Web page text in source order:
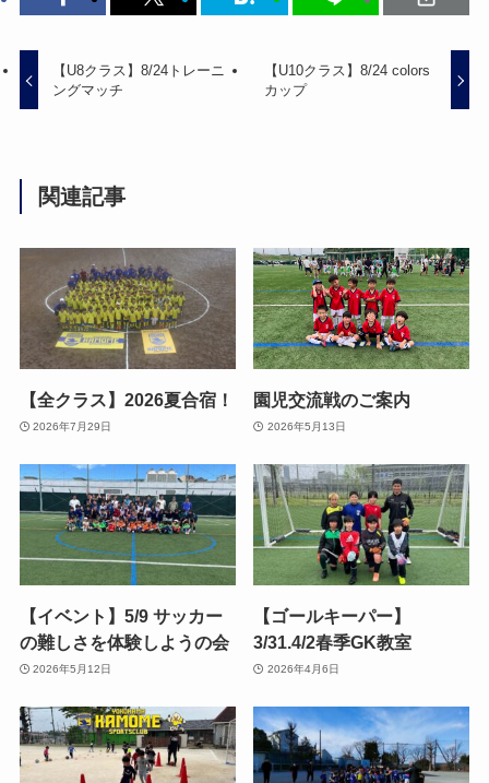
【U8クラス】8/24トレーニ
ングマッチ
【U10クラス】8/24 colors
カップ
関連記事
【全クラス】2026夏合宿！
2026年7月29日
園児交流戦のご案内
2026年5月13日
【イベント】5/9 サッカー
の難しさを体験しようの会
2026年5月12日
【ゴールキーパー】
3/31.4/2春季GK教室
2026年4月6日